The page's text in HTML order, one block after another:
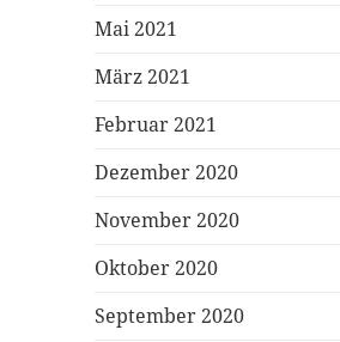
Mai 2021
März 2021
Februar 2021
Dezember 2020
November 2020
Oktober 2020
September 2020